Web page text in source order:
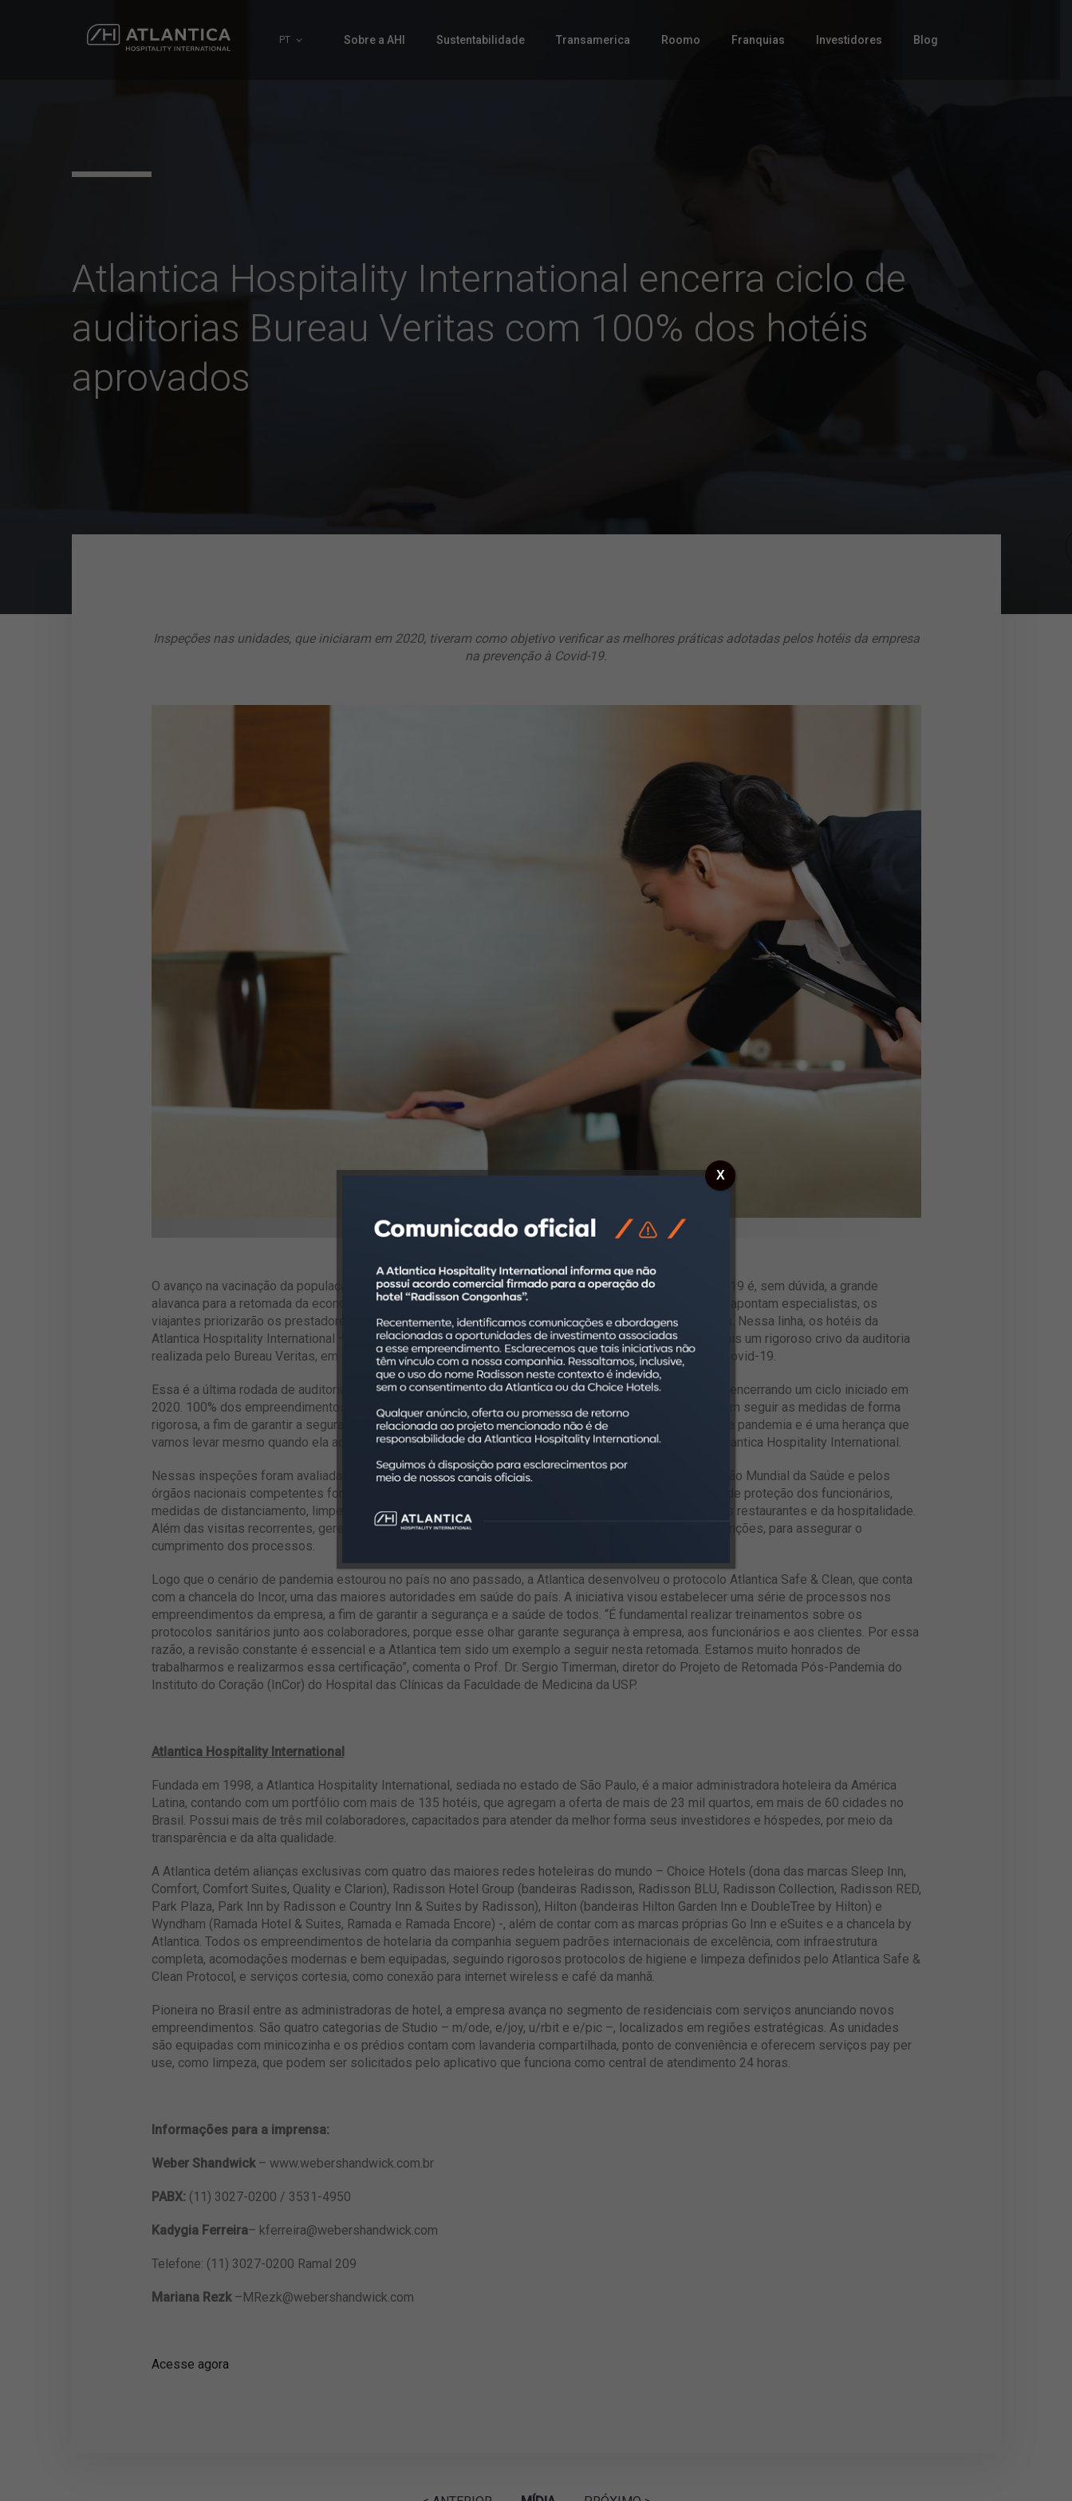
PT Sobre a AHI Sustentabilidade Transamerica Roomo Franquias Investidores Blog
Atlantica Hospitality International encerra ciclo de
auditorias Bureau Veritas com 100% dos hotéis
aprovados
Inspeções nas unidades, que iniciaram em 2020, tiveram como objetivo verificar as melhores práticas adotadas pelos hotéis da empresa
na prevenção à Covid-19.
O avanço na vacinação da população e a consequente queda no número de óbitos causados pela Covid-19 é, sem dúvida, a grande
alavanca para a retomada da economia, especialmente no segmento de turismo. Ainda assim, conforme apontam especialistas, os
viajantes priorizarão os prestadores de serviço que continuem seguindo os novos protocolos sanitários. Nessa linha, os hotéis da
Atlantica Hospitality International – maior administradora hoteleira da América Latina – passaram por mais um rigoroso crivo da auditoria
realizada pelo Bureau Veritas, em que se verificou a aplicação dos melhores protocolos de combate à Covid-19.
Essa é a última rodada de auditorias do órgão e a quinta realizada nos hotéis da Atlantica no último ano, encerrando um ciclo iniciado em
2020. 100% dos empreendimentos vistoriados foram aprovados. “Todas as unidades se preocuparam em seguir as medidas de forma
rigorosa, a fim de garantir a segurança dos hóspedes e dos colaboradores. Esse cuidado se acentuou na pandemia e é uma herança que
vamos levar mesmo quando ela acabar”, comenta Mark Campbell, diretor executivo de Operações da Atlantica Hospitality International.
Nessas inspeções foram avaliadas se uma série de questões sanitárias recomendadas pela Organização Mundial da Saúde e pelos
órgãos nacionais competentes foram cumpridas. Entraram na avaliação quesitos como: procedimentos de proteção dos funcionários,
medidas de distanciamento, limpeza, higienização dos equipamentos, higiene pessoal e protocolos dos restaurantes e da hospitalidade.
Além das visitas recorrentes, gerentes e colaboradores foram entrevistados, de acordo com as suas funções, para assegurar o
cumprimento dos processos.
Logo que o cenário de pandemia estourou no país no ano passado, a Atlantica desenvolveu o protocolo Atlantica Safe & Clean, que conta
com a chancela do Incor, uma das maiores autoridades em saúde do país. A iniciativa visou estabelecer uma série de processos nos
empreendimentos da empresa, a fim de garantir a segurança e a saúde de todos. “É fundamental realizar treinamentos sobre os
protocolos sanitários junto aos colaboradores, porque esse olhar garante segurança à empresa, aos funcionários e aos clientes. Por essa
razão, a revisão constante é essencial e a Atlantica tem sido um exemplo a seguir nesta retomada. Estamos muito honrados de
trabalharmos e realizarmos essa certificação”, comenta o Prof. Dr. Sergio Timerman, diretor do Projeto de Retomada Pós-Pandemia do
Instituto do Coração (InCor) do Hospital das Clínicas da Faculdade de Medicina da USP.
Atlantica Hospitality International
Fundada em 1998, a Atlantica Hospitality International, sediada no estado de São Paulo, é a maior administradora hoteleira da América
Latina, contando com um portfólio com mais de 135 hotéis, que agregam a oferta de mais de 23 mil quartos, em mais de 60 cidades no
Brasil. Possui mais de três mil colaboradores, capacitados para atender da melhor forma seus investidores e hóspedes, por meio da
transparência e da alta qualidade.
A Atlantica detém alianças exclusivas com quatro das maiores redes hoteleiras do mundo – Choice Hotels (dona das marcas Sleep Inn,
Comfort, Comfort Suites, Quality e Clarion), Radisson Hotel Group (bandeiras Radisson, Radisson BLU, Radisson Collection, Radisson RED,
Park Plaza, Park Inn by Radisson e Country Inn & Suites by Radisson), Hilton (bandeiras Hilton Garden Inn e DoubleTree by Hilton) e
Wyndham (Ramada Hotel & Suites, Ramada e Ramada Encore) -, além de contar com as marcas próprias Go Inn e eSuites e a chancela by
Atlantica. Todos os empreendimentos de hotelaria da companhia seguem padrões internacionais de excelência, com infraestrutura
completa, acomodações modernas e bem equipadas, seguindo rigorosos protocolos de higiene e limpeza definidos pelo Atlantica Safe &
Clean Protocol, e serviços cortesia, como conexão para internet wireless e café da manhã.
Pioneira no Brasil entre as administradoras de hotel, a empresa avança no segmento de residenciais com serviços anunciando novos
empreendimentos. São quatro categorias de Studio – m/ode, e/joy, u/rbit e e/pic –, localizados em regiões estratégicas. As unidades
são equipadas com minicozinha e os prédios contam com lavanderia compartilhada, ponto de conveniência e oferecem serviços pay per
use, como limpeza, que podem ser solicitados pelo aplicativo que funciona como central de atendimento 24 horas.
Informações para a imprensa:
Weber Shandwick – www.webershandwick.com.br
PABX: (11) 3027-0200 / 3531-4950
Kadygia Ferreira– kferreira@webershandwick.com
Telefone: (11) 3027-0200 Ramal 209
Mariana Rezk– MRezk@webershandwick.com
Acesse agora
X